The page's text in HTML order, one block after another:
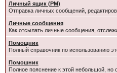
Личный ящик (PM)
Отправка личных сообщений,
Личные сообщения
Как отсылать личные сообщения,
Помощник
Полный справочник по использованию
Помошник
Полное пояснение к этой небольшой, но